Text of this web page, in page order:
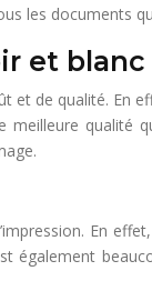
les documents
et blanc
de qualité. En
qualité
En
également